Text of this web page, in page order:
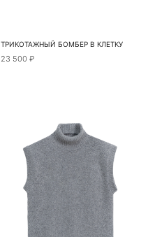
ТРИКОТАЖНЫЙ БОМБЕР В КЛЕТКУ
23 500 ₽